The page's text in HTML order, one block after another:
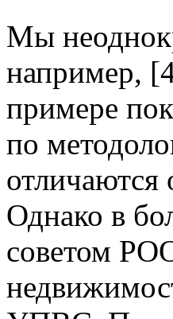
Мы
например,
примере
по
отличаются
Однако в
советом